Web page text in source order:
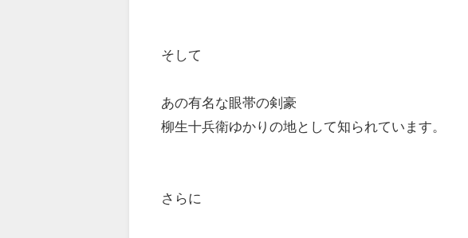
そして
あの有名な眼帯の剣豪
柳生十兵衛ゆかりの地として知られています。
さらに